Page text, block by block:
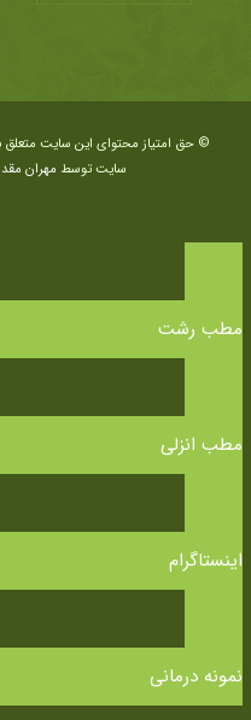
© حق امتیاز محتوای این سایت متعلق
سایت توسط مهران
مطب رشت
مطب انزلی
اینستاگرام
نمونه درمانی